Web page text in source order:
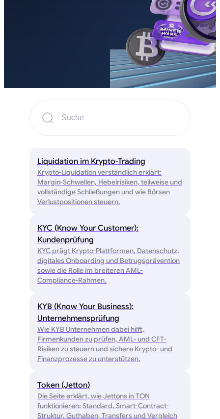
Liquidation im Krypto-Trading
Krypto-Liquidation verständlich erklärt:
Margin-Schwellen, Hebelrisiken, teilweise und
vollständige Schließungen und wie Börsen
Verlustpositionen steuern.
KYC (Know Your Customer):
Kundenprüfung
KYC prägt Krypto-Plattformen, Datenschutz,
digitales Onboarding und Betrugsprävention
sowie die Rolle im breiteren AML-
Compliance-Rahmen.
KYB (Know Your Business):
Unternehmensprüfung
Wie KYB Unternehmen dabei hilft,
Firmenkunden zu prüfen, AML- und CFT-
Risiken zu steuern und sichere Krypto- und
Finanzprozesse zu unterstützen.
Token (Jetton)
Die Seite erklärt, wie Jettons in TON
funktionieren: Standard, Smart-Contract-
Struktur, Guthaben, Transfers und Vergleich